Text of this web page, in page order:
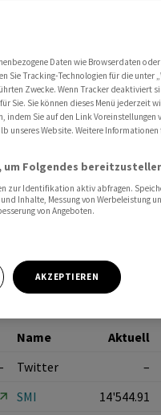
Frankfurt
Name Aktuell
Twitter –
SMI
14'544.91
Daten wie Browserdaten
Sie Tracking-Technologien für die unter
Zwecke. Wenn Tracker deaktiviert
Sie. Sie können dieses Menü jederzeit
Sie auf den Link Voreinstellungen
unseres Website. Weitere Informationen
Folgendes
zur Identifikation aktiv abfragen.
Inhalte, Messung von Werbeleistung
von Angeboten.
AKZEPTIEREN